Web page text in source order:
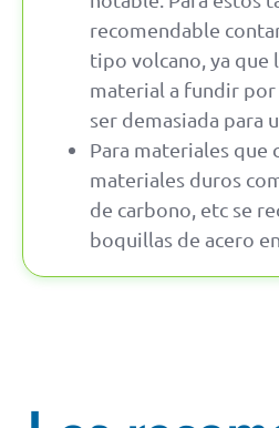
recomendable
tipo volcano, ya que
material a fundir
ser demasiada para
Para materiales que
materiales duros
de carbono, etc se
boquillas de acero